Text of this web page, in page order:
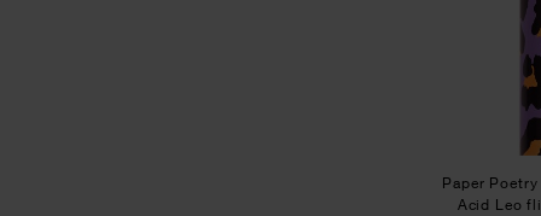
Paper
Acid Leo